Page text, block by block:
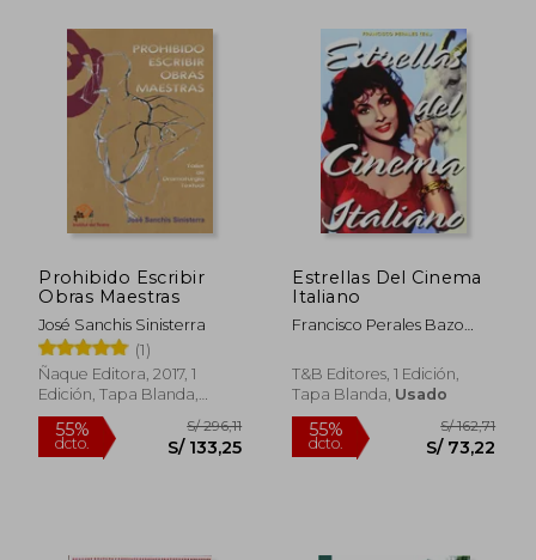
Prohibido Escribir
Obras Maestras
José Sanchis Sinisterra
(1)
Ñaque Editora, 2017, 1
Edición, Tapa Blanda,
Nuevo
Estrellas Del Cinema
Italiano
Francisco Perales Bazo
T&B Editores, 1 Edición,
Tapa Blanda, Usado